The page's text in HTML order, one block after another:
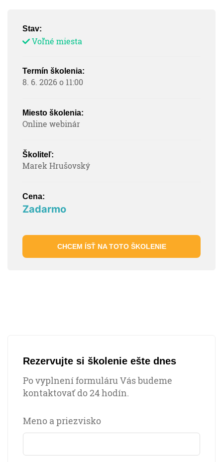
Stav:
Voľné miesta
Termín školenia:
8. 6. 2026 o 11:00
Miesto školenia:
Online webinár
Školiteľ:
Marek Hrušovský
Cena:
Zadarmo
CHCEM ÍSŤ NA TOTO ŠKOLENIE
Rezervujte si školenie ešte dnes
Po vyplnení formuláru Vás budeme
kontaktovať do 24 hodín.
Meno a priezvisko